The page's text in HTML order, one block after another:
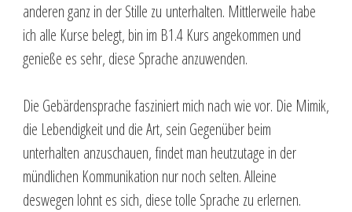
anderen ganz in der Stille zu unterhalten. Mittlerweile habe
ich alle Kurse belegt, bin im B1.4 Kurs angekommen und
genieße es sehr, diese Sprache anzuwenden.
Die Gebärdensprache fasziniert mich nach wie vor. Die Mimik,
die Lebendigkeit und die Art, sein Gegenüber beim
unterhalten anzuschauen, findet man heutzutage in der
mündlichen Kommunikation nur noch selten. Alleine
deswegen lohnt es sich, diese tolle Sprache zu erlernen.